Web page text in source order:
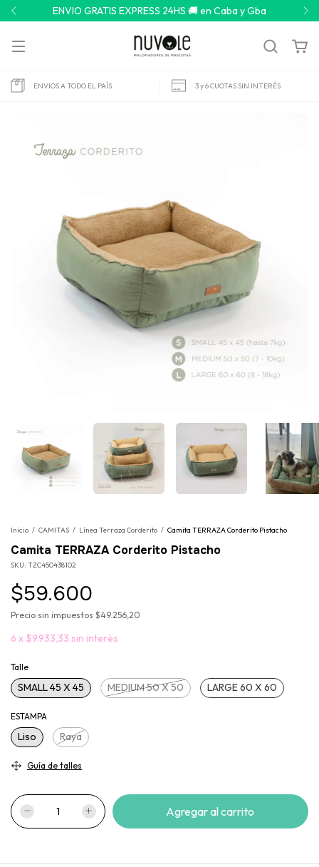
Envíos a todo el país 🇦🇷 por Correo Argentino o
ENVIOS A TODO EL PAÍS 3 y 6 CUOTAS SIN INTERÉS
Inicio / CAMITAS / Línea Terraza Corderito / Camita TERRAZA Corderito Pistacho
Camita TERRAZA Corderito Pistacho
SKU: TZC450438102
$59.600
Precio sin impuestos $49.256,20
6 x $9.933,33 sin interés
Talle
SMALL 45 X 45 MEDIUM 50 X 50 LARGE 60 X 60
ESTAMPA
Liso Raya
Guía de talles